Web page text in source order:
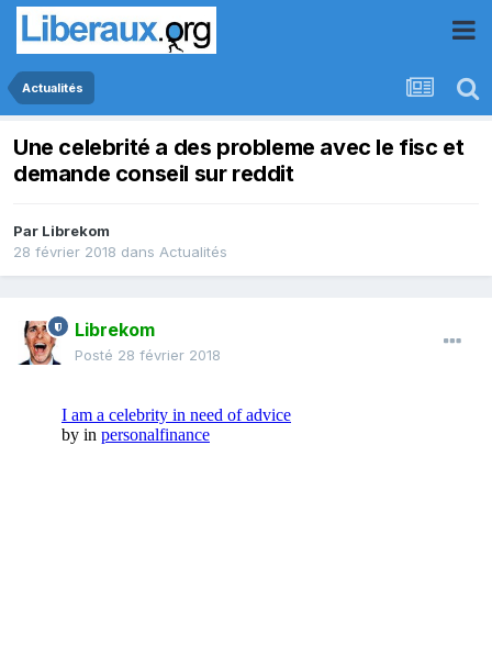
Actualités
Une celebrité a des probleme avec le fisc et
demande conseil sur reddit
Par Librekom
28 février 2018 dans Actualités
Librekom
Posté 28 février 2018